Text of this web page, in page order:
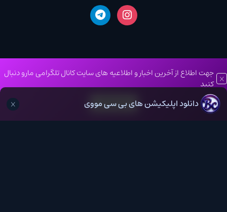
دانلود اپلیکیشن های بی سی مووی
جهت اطلاع از آخرین اخبار و اطلاعیه های سایت کانال تلگرامی مارو دنبال
کنید
کانال تلگرام
کانال روبیکا
درخواست فیلم و سریال